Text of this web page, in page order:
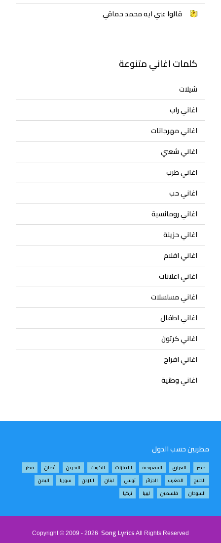
قالوا عني ايه محمد حماقي
كلمات اغاني متنوعة
شيلات
اغاني راب
اغاني مهرجانات
اغاني شعبي
اغاني طرب
اغاني حب
اغاني رومانسية
اغاني حزينة
اغاني افلام
اغاني اعلانات
اغاني مسلسلات
اغاني اطفال
اغاني كرتون
اغاني افراح
اغاني وطنية
مطربين حسب الدول
مصر العراق السعودية الامارات الكويت البحرين عُمان
قطر
الخليج
المغرب الجزائر تونس لبنان الاردن سوريا
اليمن
السودان
فلسطين ليبيا تركيا
Copyright © 2009 - 2026 Song Lyrics All Rights Reserved